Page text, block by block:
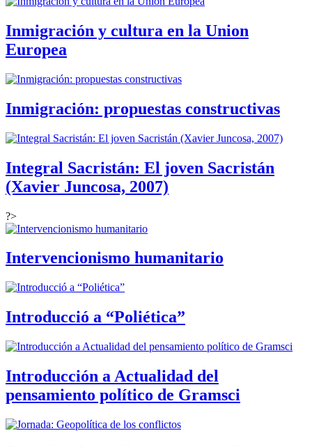
Inmigración y cultura en la Union
Europea
Inmigración: propuestas constructivas
Integral Sacristán: El joven Sacristán
(Xavier Juncosa, 2007)
?>
Intervencionismo humanitario
Introducció a “Poliética”
Introducción a Actualidad del
pensamiento político de Gramsci